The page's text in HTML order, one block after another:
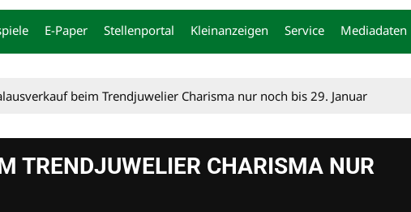
E-Paper Stellenportal Kleinanzeigen Service Mediadaten
beim Trendjuwelier Charisma nur noch bis 29. Januar
TRENDJUWELIER CHARISMA NUR